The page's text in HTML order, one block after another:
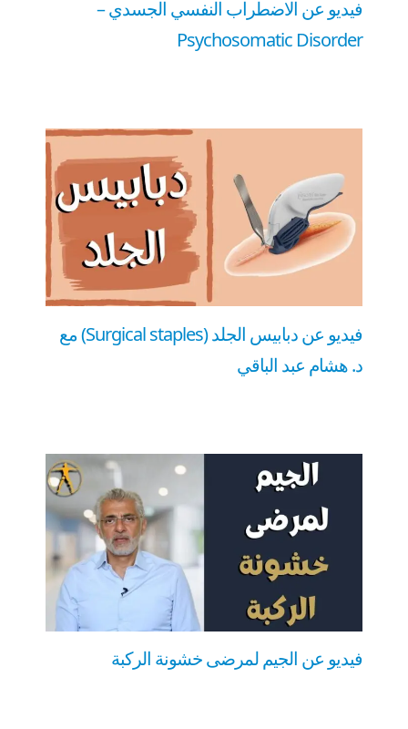
فيديو عن الاضطراب النفسي الجسدي –
Psychosomatic Disorder
فيديو عن دبابيس الجلد (Surgical staples) مع
د. هشام عبد الباقي
فيديو عن الجيم لمرضى خشونة الركبة